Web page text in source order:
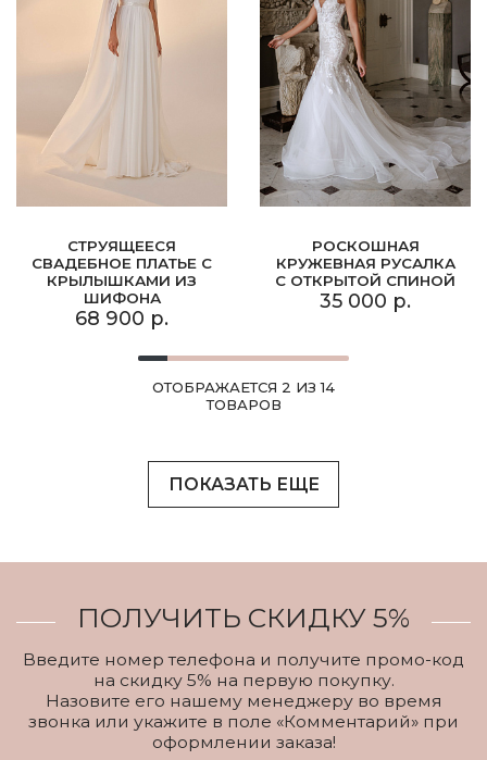
СТРУЯЩЕЕСЯ
СВАДЕБНОЕ ПЛАТЬЕ С
КРЫЛЫШКАМИ ИЗ
ШИФОНА
68 900 р.
РОСКОШНАЯ
КРУЖЕВНАЯ РУСАЛКА
С ОТКРЫТОЙ СПИНОЙ
35 000 р.
ОТОБРАЖАЕТСЯ 2 ИЗ 14
ТОВАРОВ
ПОКАЗАТЬ ЕЩЕ
ПОЛУЧИТЬ СКИДКУ 5%
Введите номер телефона и получите промо-код
на скидку 5% на первую покупку.
Назовите его нашему менеджеру во время
звонка или укажите в поле «Комментарий» при
оформлении заказа!